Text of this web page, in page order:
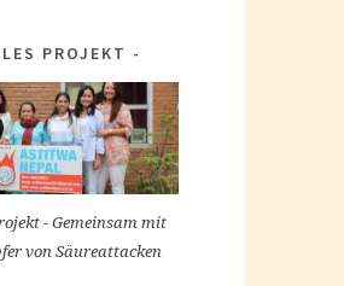
PROJEKT
- Gemeinsam mit
von Säureattacken